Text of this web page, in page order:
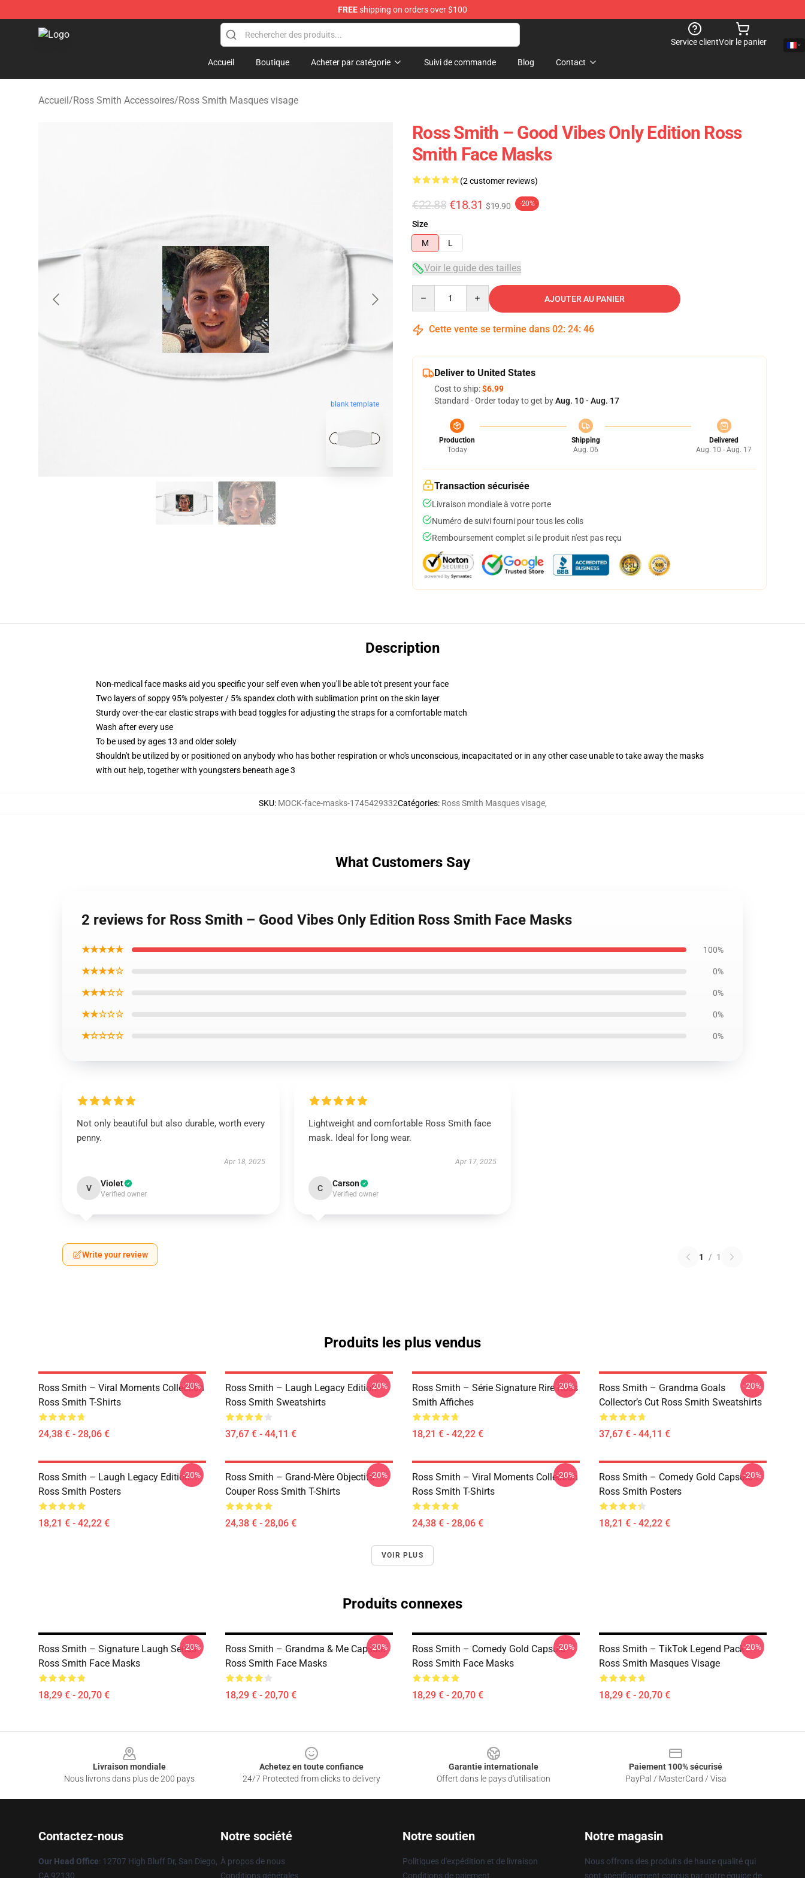
FREEshipping on orders over $100
Ross Smith Shop - Official Ross Smith Merchandise Store
Service clientVoir le panier
Accueil Boutique Acheter par catégorie Suivi de commande Blog Contact
Accueil/Ross Smith Accessoires/Ross Smith Masques visage
blank template
Ross Smith – Good Vibes Only Edition Ross
Smith Face Masks
(2 customer reviews)
€22.88 €18.31 $19.90 -20%
Size
M
L
Voir le guide des tailles
AJOUTER AU PANIER
Cette vente se termine dans 02: 24: 45
Deliver to United States
Cost to ship:$6.99
Standard - Order today to get byAug. 10 - Aug. 17
Production
Today
Shipping
Aug. 06
Delivered
Aug. 10 - Aug. 17
Transaction sécurisée
Livraison mondiale à votre porte
Numéro de suivi fourni pour tous les colis
Remboursement complet si le produit n'est pas reçu
Description
Non-medical face masks aid you specific your self even when you'll be able to't present your face
Two layers of soppy 95% polyester / 5% spandex cloth with sublimation print on the skin layer
Sturdy over-the-ear elastic straps with bead toggles for adjusting the straps for a comfortable match
Wash after every use
To be used by ages 13 and older solely
Shouldn't be utilized by or positioned on anybody who has bother respiration or who's unconscious, incapacitated or in any other case unable to take away the masks
with out help, together with youngsters beneath age 3
SKU: MOCK-face-masks-1745429332Catégories: Ross Smith Masques visage,
What Customers Say
2 reviews for Ross Smith – Good Vibes Only Edition Ross Smith Face Masks
★★★★★ 100%
★★★★☆ 0%
★★★☆☆ 0%
★★☆☆☆ 0%
★☆☆☆☆ 0%
Not only beautiful but also durable, worth every
penny.
Apr 18, 2025
V Violet
Verified owner
Lightweight and comfortable Ross Smith face
mask. Ideal for long wear.
Apr 17, 2025
C Carson
Verified owner
Write your review 1 / 1
Produits les plus vendus
Ross Smith – Viral Moments Collection
Ross Smith T-Shirts
24,38 € - 28,06 €
-20%
Ross Smith – Laugh Legacy Edition
Ross Smith Sweatshirts
37,67 € - 44,11 €
-20%
Ross Smith – Série Signature Rire Ross
Smith Affiches
18,21 € - 42,22 €
-20%
Ross Smith – Grandma Goals
Collector’s Cut Ross Smith Sweatshirts
37,67 € - 44,11 €
-20%
Ross Smith – Laugh Legacy Edition
Ross Smith Posters
18,21 € - 42,22 €
-20%
Ross Smith – Grand-Mère Objectifs
Couper Ross Smith T-Shirts
24,38 € - 28,06 €
-20%
Ross Smith – Viral Moments Collection
Ross Smith T-Shirts
24,38 € - 28,06 €
-20%
Ross Smith – Comedy Gold Capsule
Ross Smith Posters
18,21 € - 42,22 €
-20%
VOIR PLUS
Produits connexes
Ross Smith – Signature Laugh Series
Ross Smith Face Masks
18,29 € - 20,70 €
-20%
Ross Smith – Grandma & Me Capsule
Ross Smith Face Masks
18,29 € - 20,70 €
-20%
Ross Smith – Comedy Gold Capsule
Ross Smith Face Masks
18,29 € - 20,70 €
-20%
Ross Smith – TikTok Legend Pack
Ross Smith Masques Visage
18,29 € - 20,70 €
-20%
Livraison mondiale
Nous livrons dans plus de 200 pays
Achetez en toute confiance
24/7 Protected from clicks to delivery
Garantie internationale
Offert dans le pays d'utilisation
Paiement 100% sécurisé
PayPal / MasterCard / Visa
Contactez-nous
Our Head Office: 12707 High Bluff Dr, San Diego,
CA 92130
Notre société
À propos de nous
Conditions générales
Notre soutien
Politiques d'expédition et de livraison
Conditions de paiement
Notre magasin
Nous offrons des produits de haute qualité qui
sont spécifiquement conçus par notre équipe de